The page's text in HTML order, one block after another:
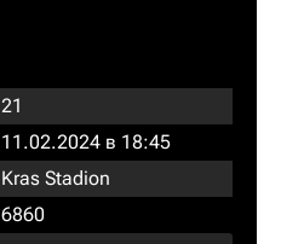
21
11.02.2024 в 18:45
Kras Stadion
6860